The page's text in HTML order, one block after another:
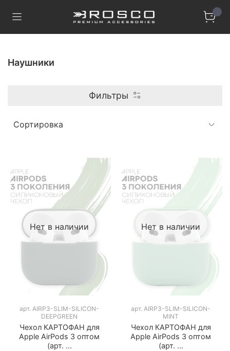
Наушники
Фильтры
Нет в наличии
арт. AIRP3-SLIM-SILICON-
DEEPGREEN
Чехол КАРТОФАН для
Apple AirPods 3 оптом
(арт. ...
Нет в наличии
арт. AIRP3-SLIM-SILICON-
MINT
Чехол КАРТОФАН для
Apple AirPods 3 оптом
(арт. ...